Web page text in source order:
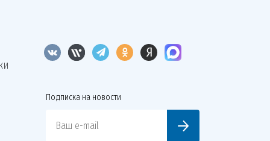
Подписка на новости
Ваш e-mail